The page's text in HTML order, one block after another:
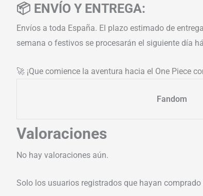
📦 ENVÍO Y ENTREGA:
Envíos a toda España. El plazo estimado de
semana o festivos se procesarán el siguiente día
🚀 ¡Que comience la aventura hacia el One Piece
Fandom
Valoraciones
No hay valoraciones aún.
Solo los usuarios registrados que hayan